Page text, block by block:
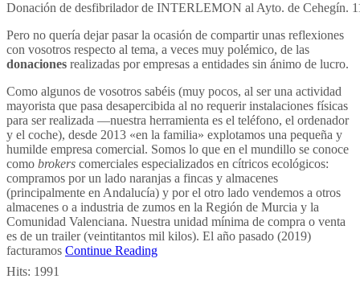
Donación de desfibrilador de INTERLEMON al Ayto. de Cehegín.
Pero no quería dejar pasar la ocasión de compartir unas reflexiones
con vosotros respecto al tema, a veces muy polémico, de las
donaciones realizadas por empresas a entidades sin ánimo de lucro.
Como algunos de vosotros sabéis (muy pocos, al ser una actividad
mayorista que pasa desapercibida al no requerir instalaciones físicas
para ser realizada —nuestra herramienta es el teléfono, el ordenador
y el coche), desde 2013 «en la familia» explotamos una pequeña y
humilde empresa comercial. Somos lo que en el mundillo se conoce
como brokers comerciales especializados en cítricos ecológicos:
compramos por un lado naranjas a fincas y almacenes
(principalmente en Andalucía) y por el otro lado vendemos a otros
almacenes o a industria de zumos en la Región de Murcia y la
Comunidad Valenciana. Nuestra unidad mínima de compra o venta
es de un trailer (veintitantos mil kilos). El año pasado (2019)
facturamos Continue Reading
Hits: 1991